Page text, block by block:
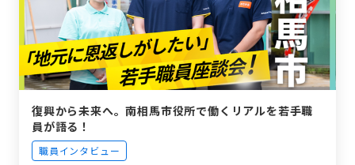
復興から未来へ。南相馬市役所で働くリアルを若手職
員が語る！
職員インタビュー